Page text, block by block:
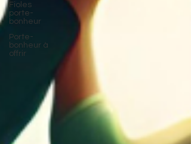
Fioles
porte-
bonheur
Porte-
bonheur à
offrir